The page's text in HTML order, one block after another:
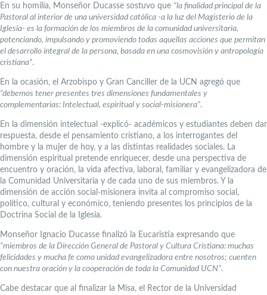
En su homilía, Monseñor Ducasse sostuvo que “la finalidad principal de la
Pastoral al interior de una universidad católica -a la luz del Magisterio de la
Iglesia- es la formación de los miembros de la comunidad universitaria,
potenciando, impulsando y promoviendo todas aquellas acciones que permitan
el desarrollo integral de la persona, basada en una cosmovisión y antropología
cristiana”.
En la ocasión, el Arzobispo y Gran Canciller de la UCN agregó que
“debemos tener presentes tres dimensiones fundamentales y
complementarias: Intelectual, espiritual y social-misionera”.
En la dimensión intelectual -explicó- académicos y estudiantes deben dar
respuesta, desde el pensamiento cristiano, a los interrogantes del
hombre y la mujer de hoy, y a las distintas realidades sociales. La
dimensión espiritual pretende enriquecer, desde una perspectiva de
encuentro y oración, la vida afectiva, laboral, familiar y evangelizadora de
la Comunidad Universitaria y de cada uno de sus miembros. Y la
dimensión de acción social-misionera invita al compromiso social,
político, cultural y económico, teniendo presentes los principios de la
Doctrina Social de la Iglesia.
Monseñor Ignacio Ducasse finalizó la Eucaristía expresando que
“miembros de la Dirección General de Pastoral y Cultura Cristiana: muchas
felicidades y mucha fe como unidad evangelizadora entre nosotros; cuenten
con nuestra oración y la cooperación de toda la Comunidad UCN”.
Cabe destacar que al finalizar la Misa, el Rector de la Universidad